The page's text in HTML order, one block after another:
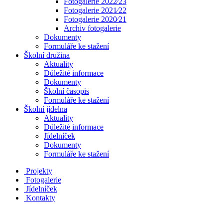
Fotogalerie 2021⁄22
Fotogalerie 2020⁄21
Archiv fotogalerie
Dokumenty
Formuláře ke stažení
Školní družina
Aktuality
Důležité informace
Dokumenty
Školní časopis
Formuláře ke stažení
Školní jídelna
Aktuality
Důležité informace
Jídelníček
Dokumenty
Formuláře ke stažení
Projekty
Fotogalerie
Jídelníček
Kontakty